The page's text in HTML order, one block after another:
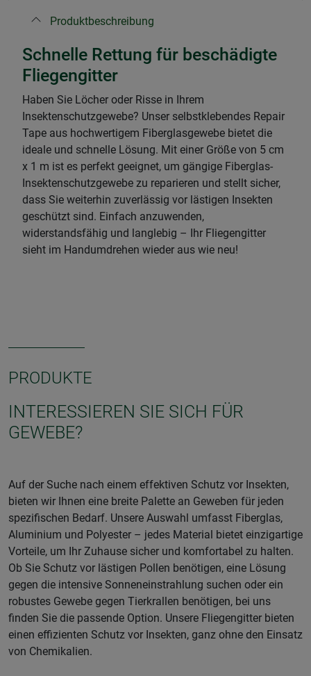
Produktbeschreibung
Schnelle Rettung für beschädigte
Fliegengitter
Haben Sie Löcher oder Risse in Ihrem
Insektenschutzgewebe? Unser selbstklebendes Repair
Tape aus hochwertigem Fiberglasgewebe bietet die
ideale und schnelle Lösung. Mit einer Größe von 5 cm
x 1 m ist es perfekt geeignet, um gängige Fiberglas-
Insektenschutzgewebe zu reparieren und stellt sicher,
dass Sie weiterhin zuverlässig vor lästigen Insekten
geschützt sind. Einfach anzuwenden,
widerstandsfähig und langlebig – Ihr Fliegengitter
sieht im Handumdrehen wieder aus wie neu!
PRODUKTE
INTERESSIEREN SIE SICH FÜR
GEWEBE?
Auf der Suche nach einem effektiven Schutz vor Insekten,
bieten wir Ihnen eine breite Palette an Geweben für jeden
spezifischen Bedarf. Unsere Auswahl umfasst Fiberglas,
Aluminium und Polyester – jedes Material bietet einzigartige
Vorteile, um Ihr Zuhause sicher und komfortabel zu halten.
Ob Sie Schutz vor lästigen Pollen benötigen, eine Lösung
gegen die intensive Sonneneinstrahlung suchen oder ein
robustes Gewebe gegen Tierkrallen benötigen, bei uns
finden Sie die passende Option. Unsere Fliegengitter bieten
einen effizienten Schutz vor Insekten, ganz ohne den Einsatz
von Chemikalien.